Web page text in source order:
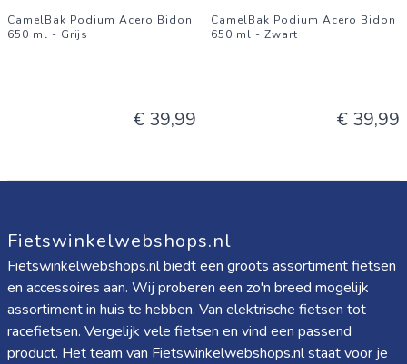
CamelBak Podium Acero Bidon
650 ml - Grijs
€ 39,99
CamelBak Podium Acero Bidon
650 ml - Zwart
€ 39,99
Fietswinkelwebshops.nl
Fietswinkelwebshops.nl biedt een groots assortiment fietsen
en accessoires aan. Wij proberen een zo'n breed mogelijk
assortiment in huis te hebben. Van elektrische fietsen tot
racefietsen. Vergelijk vele fietsen en vind een passend
product. Het team van Fietswinkelwebshops.nl staat voor je